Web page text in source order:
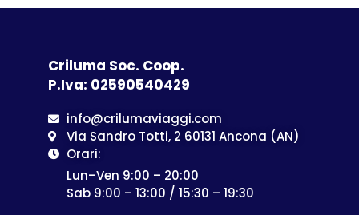
Criluma Soc. Coop.
P.Iva: 02590540429
info@crilumaviaggi.com
Via Sandro Totti, 2 60131 Ancona (AN)
Orari:
Lun–Ven 9:00 – 20:00
Sab 9:00 – 13:00 / 15:30 – 19:30